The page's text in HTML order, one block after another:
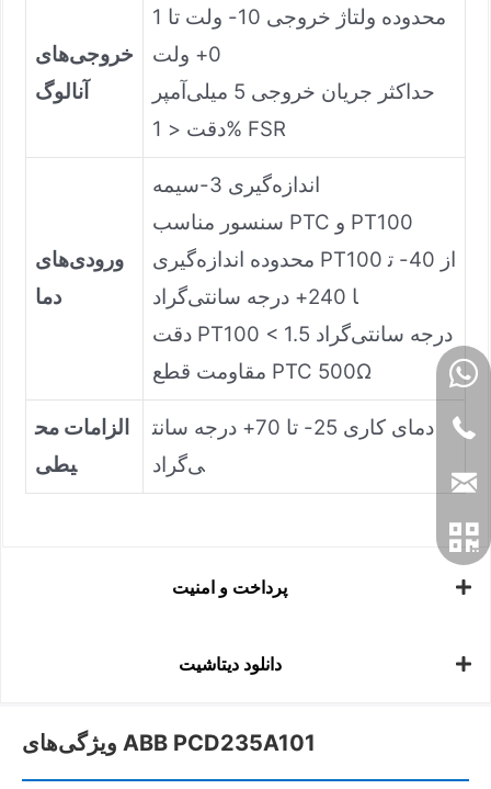
خروجی‌های
آنالوگ
محدوده ولتاژ خروجی 10- ولت تا 1
0+ ولت
حداکثر جریان خروجی 5 میلی‌آمپر
دقت < 1% FSR
ورودی‌های
دما
اندازه‌گیری 3-سیمه
سنسور مناسب PTC و PT100
محدوده اندازه‌گیری PT100 از 40- ت
ا 240+ درجه سانتی‌گراد
دقت PT100 < 1.5 درجه سانتی‌گراد
مقاومت قطع PTC 500Ω
الزامات مح
یطی
دمای کاری 25- تا 70+ درجه سانت
ی‌گراد
پرداخت و امنیت
دانلود دیتاشیت
ویژگی‌های ABB PCD235A101